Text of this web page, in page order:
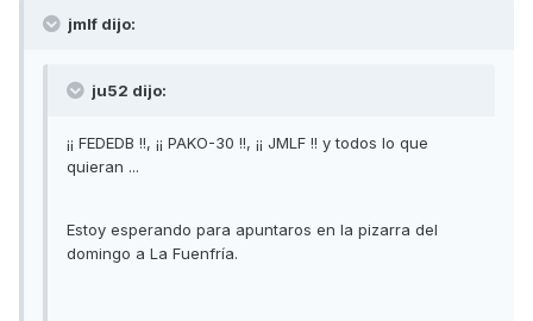
jmlf dijo:
ju52 dijo:
¡¡ FEDEDB !!, ¡¡ PAKO-30 !!, ¡¡ JMLF !! y todos lo que
quieran ...
Estoy esperando para apuntaros en la pizarra del
domingo a La Fuenfría.